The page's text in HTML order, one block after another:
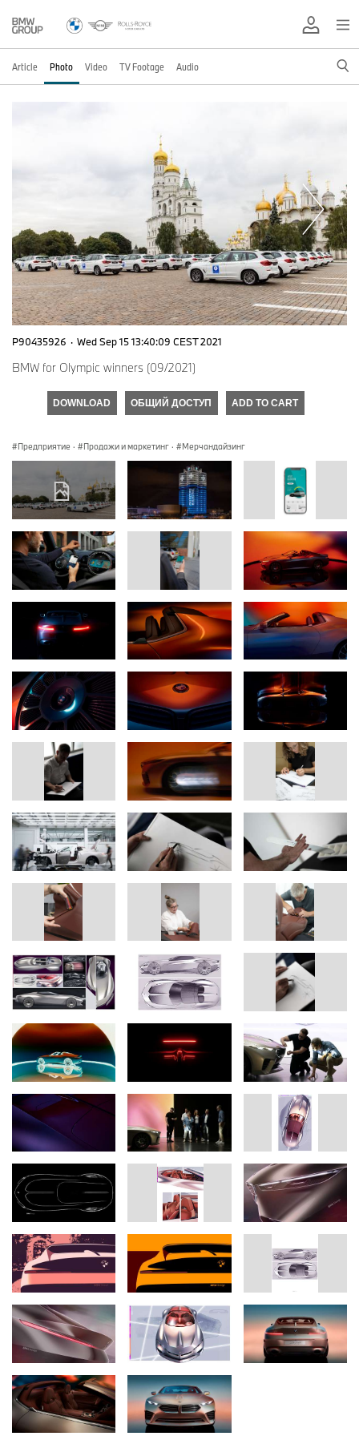
Article Photo Video TV Footage Audio
P90435926 · Wed Sep 15 13:40:09 CEST 2021
BMW for Olympic winners (09/2021)
DOWNLOAD ОБЩИЙ ДОСТУП ADD TO CART
Предприятие · Продажи и маркетинг · Мерчандайзинг